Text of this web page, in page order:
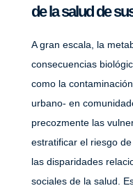
de la salud de
A gran escala, la
consecuencias
como la
urbano- en
precozmente las
estratificar el riesgo
las disparidades
sociales de la salud.